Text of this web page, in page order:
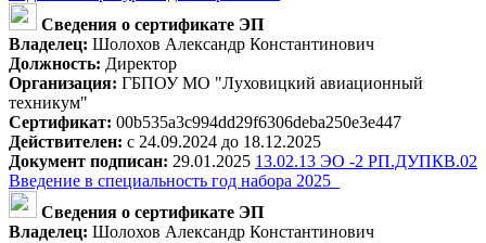
Сведения о сертификате ЭП
Владелец: Шолохов Александр Константинович
Должность: Директор
Организация: ГБПОУ МО "Луховицкий авиационный
техникум"
Сертификат: 00b535a3c994dd29f6306deba250e3e447
Действителен: с 24.09.2024 до 18.12.2025
Документ подписан: 29.01.2025 13.02.13 ЭО -2 РП.ДУПКВ.02
Введение в специальность год набора 2025_
Сведения о сертификате ЭП
Владелец: Шолохов Александр Константинович